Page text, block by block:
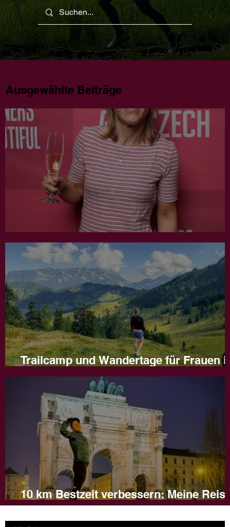
Ausgewählte Beiträge
Jahresrückblick 2025
Trailcamp und Wandertage für Frauen
Naturns
10 km Bestzeit verbessern: Meine
und Tipps für dein Training